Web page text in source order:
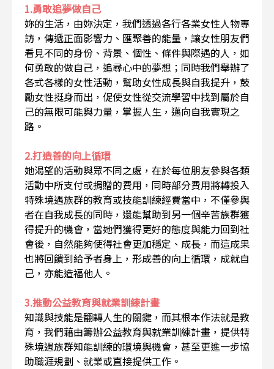
1.勇敢追夢做自己
妳的生活，由妳決定，我們透過各行各業女性人物專
訪，傳遞正面影響力、匯聚善的能量，讓女性朋友們
看見不同的身份、背景、個性、條件與際遇的人，如
何勇敢的做自己，追尋心中的夢想；同時我們舉辦了
各式各樣的女性活動，幫助女性成長與自我提升，鼓
勵女性挺身而出，促使女性從交流學習中找到屬於自
己的無限可能與力量，掌握人生，邁向自我實現之
路。
2.打造善的向上循環
她渴望的活動與眾不同之處，在於每位朋友參與各類
活動中所支付或捐贈的費用，同時部分費用將轉投入
特殊境遇族群的教育或技能訓練經費當中，不僅參與
者在自我成長的同時，還能幫助到另一個辛苦族群獲
得提升的機會，當她們獲得更好的態度與能力回到社
會後，自然能夠使得社會更加穩定、成長，而這成果
也將回饋到給予者身上，形成善的向上循環，成就自
己，亦能造福他人。
3.推動公益教育與就業訓練計畫
知識與技能是翻轉人生的關鍵，而其根本作法就是教
育，我們藉由籌辦公益教育與就業訓練計畫，提供特
殊境遇族群知能訓練的環境與機會，甚至更進一步協
助職涯規劃、就業或直接提供工作。